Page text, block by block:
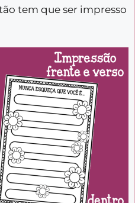
tem que ser impresso